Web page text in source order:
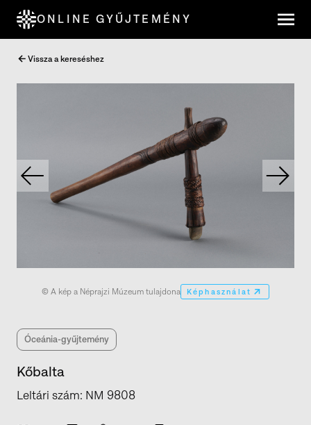
ONLINE GYŰJTEMÉNY
Vissza a kereséshez
© A kép a Néprajzi Múzeum tulajdona Képhasználat
Óceánia-gyűjtemény
Kőbalta
Leltári szám: NM 9808